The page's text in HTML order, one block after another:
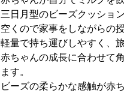
三日月型のビーズクッショ
空くので家事をしながらの
軽量で持ち運びしやすく、
赤ちゃんの成長に合わせて
ます。
ビーズの柔らかな感触が赤